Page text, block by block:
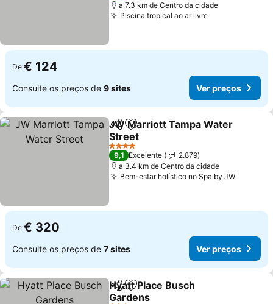
a 7.3 km de Centro da cidade
Piscina tropical ao ar livre
De € 124
Consulte os preços de 9 sites Ver preços
PartilharAdicionar aos favoritos
JW Marriott Tampa Water
Street
4 Estrelas
9,1 Excelente
2.879
a 3.4 km de Centro da cidade
Bem-estar holístico no Spa by JW
De € 320
Consulte os preços de 7 sites Ver preços
PartilharAdicionar aos favoritos
Hyatt Place Busch
Gardens